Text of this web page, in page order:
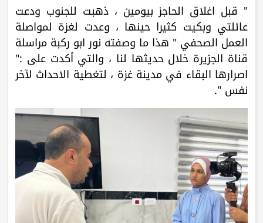
" قبل اغلاق الحاجز بيومين ، ذهبت للجنوب ودعت
عائلتي وبكيت كثيرا حينها ، وعدت لغزة لمواصلة
العمل الصحفي " هذا ما وصفته نور ابو ركبة مراسلة
قناة الجزيرة خلال حديثها لنا ، والتي أكدت على :"
اصرارها البقاء في مدينة غزة ، لتغطية الاحداث لآخر
نفس ".